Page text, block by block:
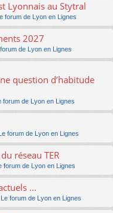
Lyonnais au Stytral
Le forum de Lyon en Lignes
2027
forum de Lyon en Lignes
question d’habitude
forum de Lyon en Lignes
Le forum de Lyon en Lignes
réseau TER
forum de Lyon en Lignes
...
Le forum de Lyon en Lignes